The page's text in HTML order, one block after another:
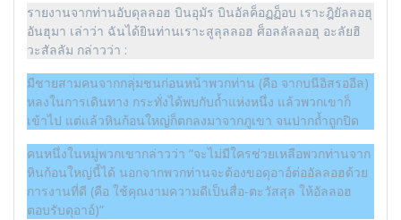
รายงานจากท่านอับดุลลอฮ บินอุมัร บินอัลค็อฏฏ็อบ เราะฎิยัลลอฮุ
อันฮุมา เล่าว่า ฉันได้ยินท่านเราะสูลุลลอฮ ศ็อลลัลลอฮุ อะลัยฮิ
วะสัลลัม กล่าวว่า :
มีชายสามคนจากกลุ่มชนก่อนหน้าพวกท่าน (คือ จากบนีอิสรออีล)
หลงในการเดินทาง กระทั่งได้พบกับถ้ำแห่งหนึ่ง แล้วพวกเขาก็
เข้าไป แต่แล้วหินก้อนใหญ่ก็ตกลงมาจากภูเขา จนปากถ้ำถูกปิด
คนหนึ่งในหมู่พวกเขากล่าวว่า “จะไม่มีใครช่วยเหลือพวกท่านจาก
หินก้อนใหญ่นี้ได้ นอกจากพวกท่านจะต้องขอดุอาอ์ต่ออัลลอฮด้วย
การงานที่ดี (คือ ใช้คุณงามความดีเป็นสื่อ-ตะวัสสุล ให้อัลลอฮ
ตอบรับดุอาอ์)”